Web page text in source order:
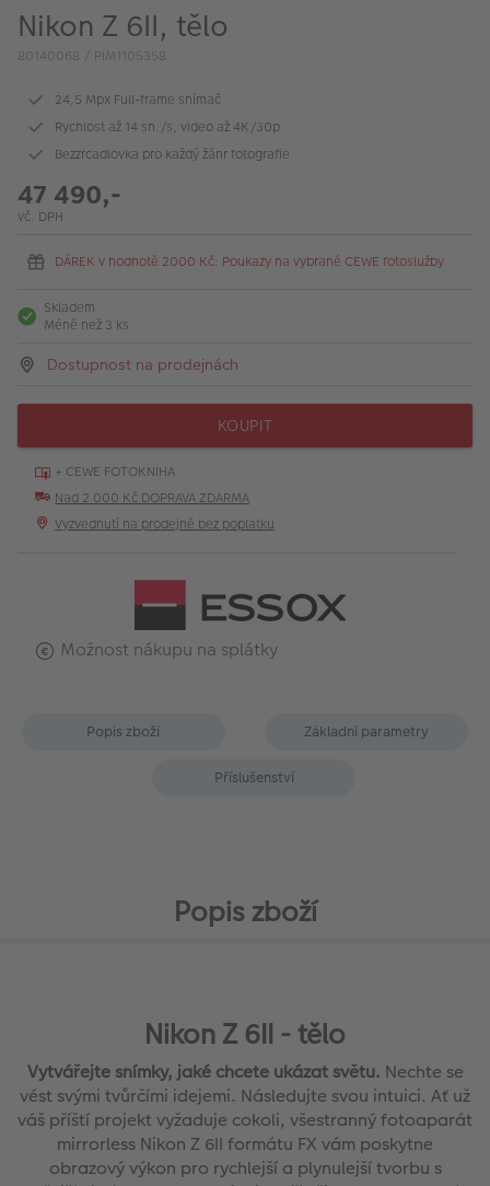
Fotoprodukty
Nikon Z 6II, tělo
80140068 / PIM1105358
24,5 Mpx Full-frame snímač
Rychlost až 14 sn./s, video až 4K/30p
Bezzrcadlovka pro každý žánr fotografie
47 490,-
vč. DPH
DÁREK v hodnotě 2000 Kč: Poukazy na vybrané CEWE fotoslužby
Skladem
Méně než 3 ks
Dostupnost na prodejnách
KOUPIT
+ CEWE FOTOKNIHA
Nad 2 000 Kč DOPRAVA ZDARMA
Vyzvednutí na prodejně bez poplatku
Možnost nákupu na splátky
Popis zboží Základní parametry
Příslušenství
Popis zboží
Nikon Z 6II - tělo
Vytvářejte snímky, jaké chcete ukázat světu. Nechte se
vést svými tvůrčími idejemi. Následujte svou intuici. Ať už
váš příští projekt vyžaduje cokoli, všestranný fotoaparát
mirrorless Nikon Z 6II formátu FX vám poskytne
obrazový výkon pro rychlejší a plynulejší tvorbu s